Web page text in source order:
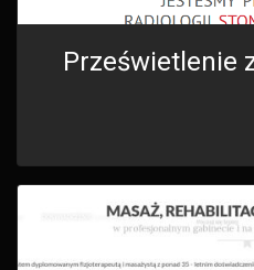
Prześwietlenie